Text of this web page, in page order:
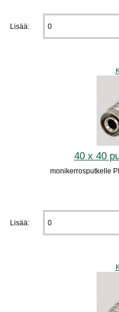
Lisää:
40 x 40
monikerrosputkelle
Lisää: